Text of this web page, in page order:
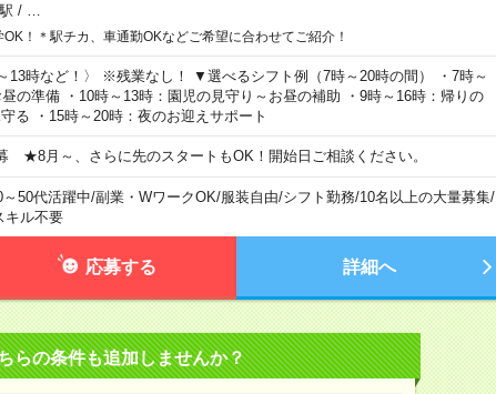
/
！＊駅チカ、車通勤OKなどご希望に合わせてご紹介！
13時など！〉 ※残業なし！ ▼選べるシフト例（7時～20時の間） ・7時～
の準備 ・10時～13時：園児の見守り～お昼の補助 ・9時～16時：帰りの
る ・15時～20時：夜のお迎えサポート
月～、さらに先のスタートもOK！開始日ご相談ください。
～50代活躍中/副業・WワークOK/服装自由/シフト勤務/10名以上の大量募集/
キル不要
応募する 詳細へ
らの条件も追加しませんか？